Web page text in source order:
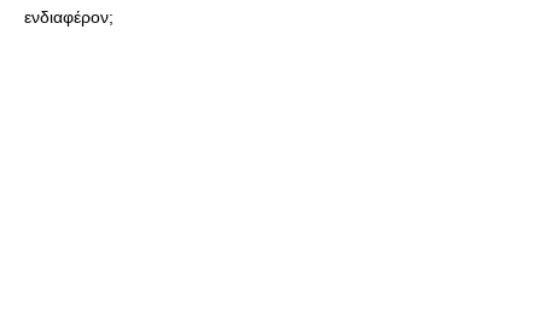
ενδιαφέρον;